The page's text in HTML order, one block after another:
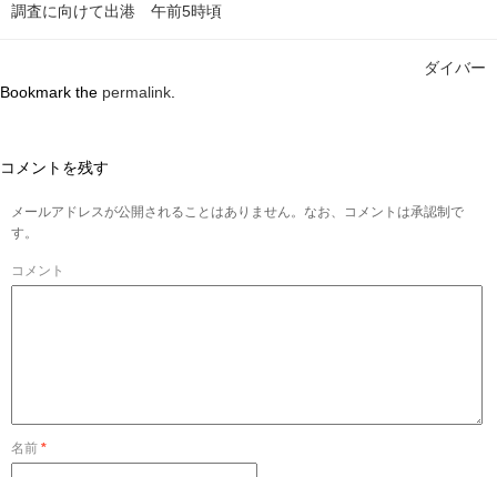
調査に向けて出港 午前5時頃
ダイバー
Bookmark the permalink
コメントを残す
メールアドレスが公開されることはありません。なお、コメントは承認制で
す。
コメント
名前 *